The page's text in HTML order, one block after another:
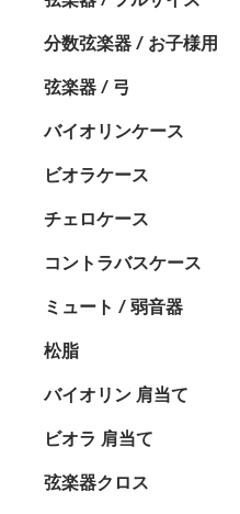
分数弦楽器 / お子様用
弦楽器 / 弓
バイオリンケース
ビオラケース
チェロケース
コントラバスケース
ミュート / 弱音器
松脂
バイオリン 肩当て
ビオラ 肩当て
弦楽器クロス